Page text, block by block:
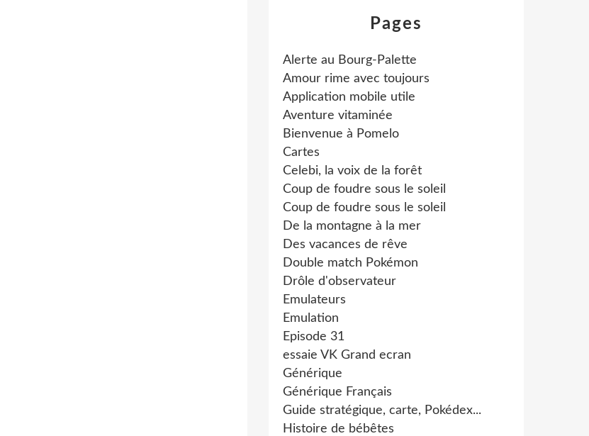
Pages
Alerte au Bourg-Palette
Amour rime avec toujours
Application mobile utile
Aventure vitaminée
Bienvenue à Pomelo
Cartes
Celebi, la voix de la forêt
Coup de foudre sous le soleil
Coup de foudre sous le soleil
De la montagne à la mer
Des vacances de rêve
Double match Pokémon
Drôle d'observateur
Emulateurs
Emulation
Episode 31
essaie VK Grand ecran
Générique
Générique Français
Guide stratégique, carte, Pokédex...
Histoire de bébêtes